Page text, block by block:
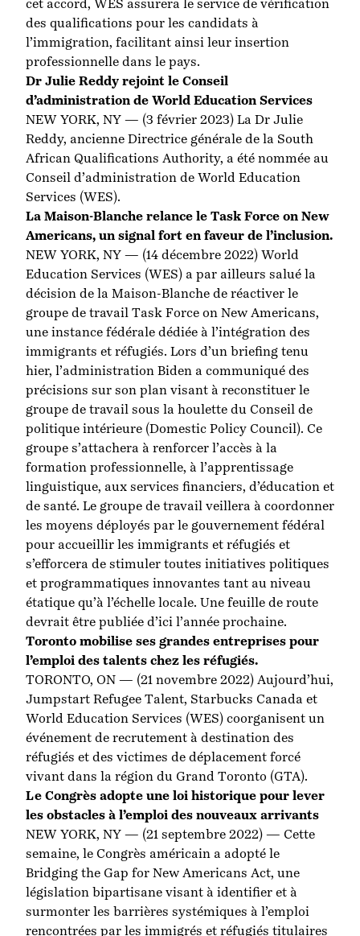
cet accord, WES assurera le service de vérification
des qualifications pour les candidats à
l’immigration, facilitant ainsi leur insertion
professionnelle dans le pays.
Dr Julie Reddy rejoint le Conseil
d’administration de World Education Services
NEW YORK, NY — (3 février 2023) La Dr Julie
Reddy, ancienne Directrice générale de la South
African Qualifications Authority, a été nommée au
Conseil d’administration de World Education
Services (WES).
La Maison-Blanche relance le Task Force on New
Americans, un signal fort en faveur de l’inclusion.
NEW YORK, NY — (14 décembre 2022) World
Education Services (WES) a par ailleurs salué la
décision de la Maison-Blanche de réactiver le
groupe de travail Task Force on New Americans,
une instance fédérale dédiée à l’intégration des
immigrants et réfugiés. Lors d’un briefing tenu
hier, l’administration Biden a communiqué des
précisions sur son plan visant à reconstituer le
groupe de travail sous la houlette du Conseil de
politique intérieure (Domestic Policy Council). Ce
groupe s’attachera à renforcer l’accès à la
formation professionnelle, à l’apprentissage
linguistique, aux services financiers, d’éducation et
de santé. Le groupe de travail veillera à coordonner
les moyens déployés par le gouvernement fédéral
pour accueillir les immigrants et réfugiés et
s’efforcera de stimuler toutes initiatives politiques
et programmatiques innovantes tant au niveau
étatique qu’à l’échelle locale. Une feuille de route
devrait être publiée d’ici l’année prochaine.
Toronto mobilise ses grandes entreprises pour
l’emploi des talents chez les réfugiés.
TORONTO, ON — (21 novembre 2022) Aujourd’hui,
Jumpstart Refugee Talent, Starbucks Canada et
World Education Services (WES) coorganisent un
événement de recrutement à destination des
réfugiés et des victimes de déplacement forcé
vivant dans la région du Grand Toronto (GTA).
Le Congrès adopte une loi historique pour lever
les obstacles à l’emploi des nouveaux arrivants
NEW YORK, NY — (21 septembre 2022) — Cette
semaine, le Congrès américain a adopté le
Bridging the Gap for New Americans Act, une
législation bipartisane visant à identifier et à
surmonter les barrières systémiques à l’emploi
rencontrées par les immigrés et réfugiés titulaires